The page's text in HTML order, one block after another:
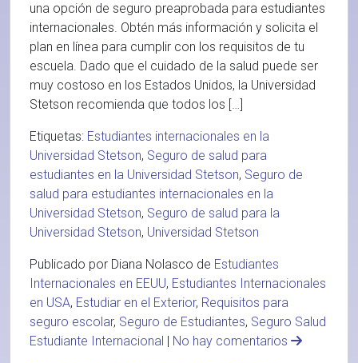
una opción de seguro preaprobada para estudiantes
internacionales. Obtén más información y solicita el
plan en línea para cumplir con los requisitos de tu
escuela. Dado que el cuidado de la salud puede ser
muy costoso en los Estados Unidos, la Universidad
Stetson recomienda que todos los […]
Etiquetas: Estudiantes internacionales en la
Universidad Stetson, Seguro de salud para
estudiantes en la Universidad Stetson, Seguro de
salud para estudiantes internacionales en la
Universidad Stetson, Seguro de salud para la
Universidad Stetson, Universidad Stetson
Publicado por Diana Nolasco de Estudiantes
Internacionales en EEUU, Estudiantes Internacionales
en USA, Estudiar en el Exterior, Requisitos para
seguro escolar, Seguro de Estudiantes, Seguro Salud
Estudiante Internacional | No hay comentarios